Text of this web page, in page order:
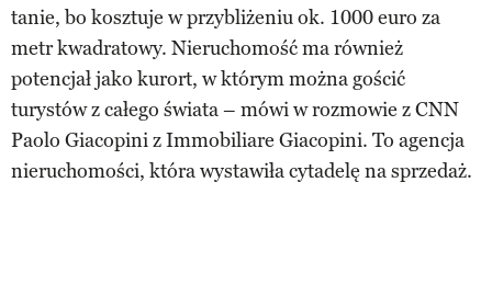
tanie, bo kosztuje w przybliżeniu ok. 1000 euro za
metr kwadratowy. Nieruchomość ma również
potencjał jako kurort, w którym można gościć
turystów z całego świata – mówi w rozmowie z CNN
Paolo Giacopini z Immobiliare Giacopini. To agencja
nieruchomości, która wystawiła cytadelę na sprzedaż.